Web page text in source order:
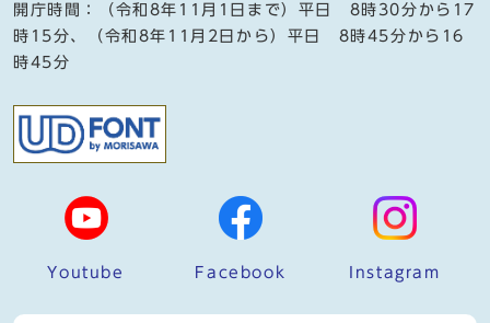
開庁時間：（令和8年11月1日まで）平日 8時30分から17
時15分、（令和8年11月2日から）平日 8時45分から16
時45分
Youtube Facebook Instagram